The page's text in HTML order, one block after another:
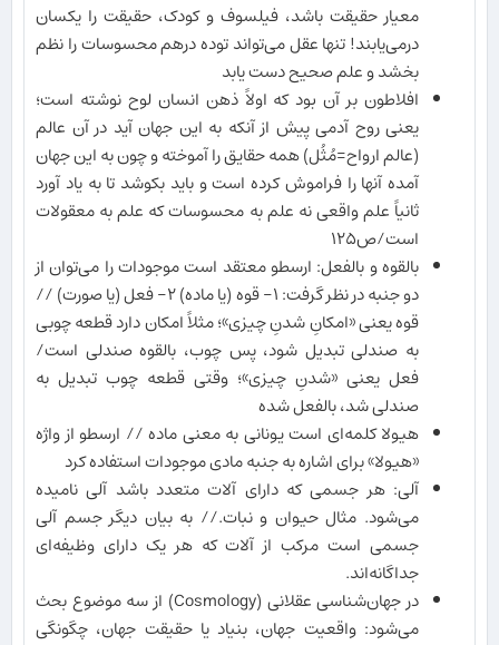
معیار حقیقت باشد، فیلسوف و کودک، حقیقت را یکسان
درمی‌یابند! تنها عقل می‌تواند توده درهم محسوسات را نظم
بخشد و علم صحیح دست یابد
افلاطون بر آن بود که اولاً ذهن انسان لوح نوشته است؛
یعنی روح آدمی پیش از آنکه به این جهان آید در آن عالم
(عالم ارواح=مُثُل) همه حقایق را آموخته و چون به این جهان
آمده آنها را فراموش کرده است و باید بکوشد تا به یاد آورد
ثانیاً علم واقعی نه علم به محسوسات که علم به معقولات
است/ص١٢۵
بالقوه و بالفعل: ارسطو معتقد است موجودات را می‌توان از
دو جنبه در نظر گرفت: ١- قوه (یا ماده) ٢- فعل (یا صورت) //
قوه یعنی «امکانِ شدنِ چیزی»؛ مثلاً امکان دارد قطعه چوبی
به صندلی تبدیل شود، پس چوب، بالقوه صندلی است/
فعل یعنی «شدنِ چیزی»؛ وقتی قطعه چوب تبدیل به
صندلی شد، بالفعل شده
هیولا کلمه‌ای است یونانی به معنی ماده // ارسطو از واژه
«هیولا» برای اشاره به جنبه مادی موجودات استفاده کرد
آلی: هر جسمی که دارای آلات متعدد باشد آلی نامیده
می‌شود. مثال حیوان و نبات.// به بیان دیگر جسم آلی
جسمی است مرکب از آلات که هر یک دارای وظیفه‌ای
جداگانه‌اند.
در جهان‌شناسی عقلانی (Cosmology) از سه موضوع بحث
می‌شود: واقعیت جهان، بنیاد یا حقیقت جهان، چگونگی